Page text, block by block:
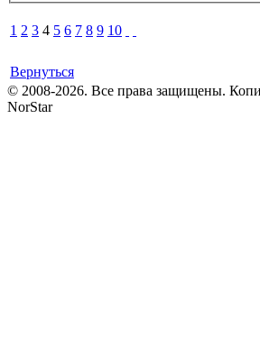
1 2 3 4 5 6 7 8 9 10
Вернуться
© 2008-2026. Все права защищены.
NorStar